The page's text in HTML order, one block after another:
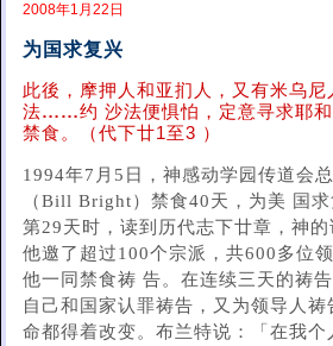
2008年1月22日
为国求复兴
此後，摩押人和亚扪人，又有米乌
法……约 沙法便惧怕，定意寻求耶
禁食。（代下廿1至3 ）
1994年7月5日，神感动学园传道会
（Bill Bright）禁食40天，为美 国
第29天时，读到历代志下廿章，神
他邀了超过100个宗派，共600多位
他一同禁食祷 告。在连续三天的祷
自己和国家认罪祷告，又为领导人
命都得着改变。布兰特说：「在我个